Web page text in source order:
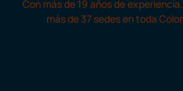
Con más de 19 años de
más de 37 sedes en toda